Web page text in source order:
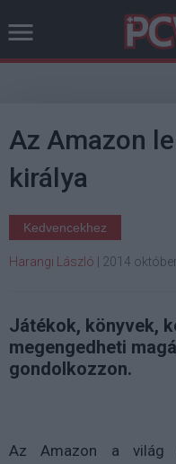
Az Amazon
királya
Kedvencekhez
Harangi László 2014
Játékok, könyvek,
megengedheti
gondolkozzon.
Az Amazon a világ